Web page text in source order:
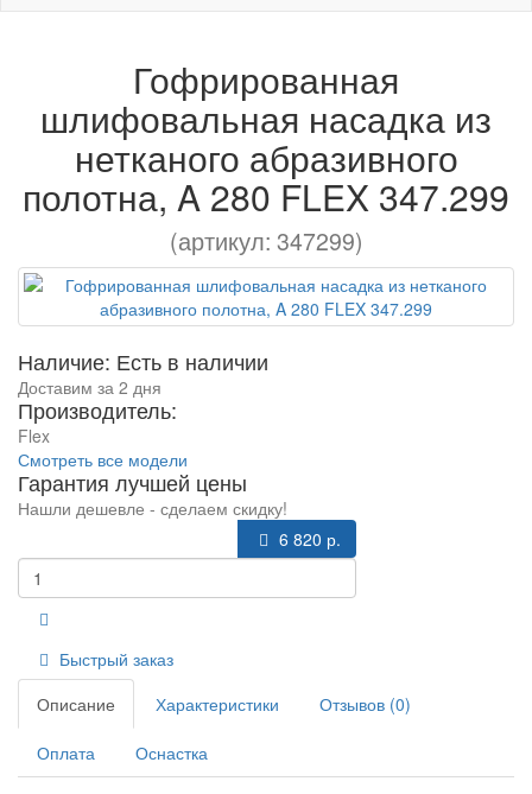
Гофрированная
шлифовальная насадка из
нетканого абразивного
полотна, A 280 FLEX 347.299
(артикул: 347299)
Наличие: Есть в наличии
Доставим за 2 дня
Производитель:
Flex
Смотреть все модели
Гарантия лучшей цены
Нашли дешевле - сделаем скидку!
6 820 р.
Быстрый заказ
Описание
Характеристики Отзывов (0)
Оплата Оснастка